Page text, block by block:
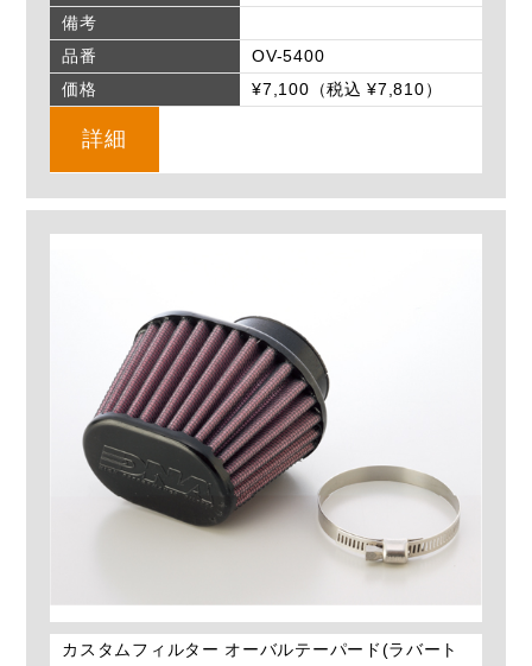
備考
品番
OV-5400
価格
¥7,100（税込 ¥7,810）
詳細
カスタムフィルター オーバルテーパード(ラバート